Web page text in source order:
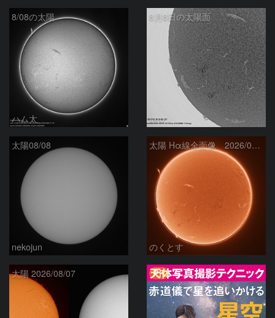
8/08の太陽
ハム太
8月8日の太陽面
ta-o
太陽08/08
nekojun
太陽 Hα線全面像 2026/08/08
のくとす
太陽 2026/08/07 PR